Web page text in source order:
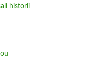
historii